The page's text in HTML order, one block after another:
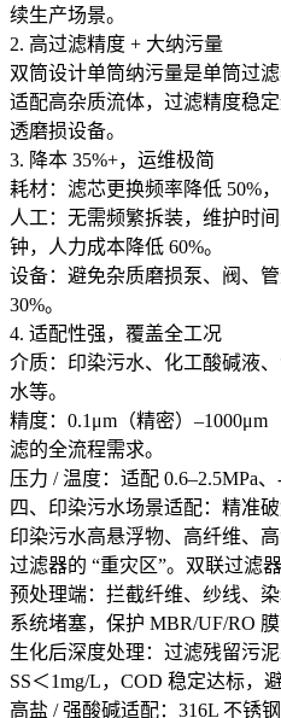
续生产场景。
2. 高过滤精度 + 大纳污量
双筒设计单筒纳污量是单筒过
适配高杂质流体，过滤精度稳
透磨损设备。
3. 降本 35%+，运维极简
耗材：滤芯更换频率降低 50%
人工：无需频繁拆装，维护时
钟，人力成本降低 60%。
设备：避免杂质磨损泵、阀、
30%。
4. 适配性强，覆盖全工况
介质：印染污水、化工酸碱液
水等。
精度：0.1μm（精密）
滤的全流程需求。
压力 / 温度：适配 0.6–2.5MPa
四、印染污水场景适配：精准
印染污水高悬浮物、高纤维、
过滤器的 “重灾区”。双联过滤
预处理端：拦截纤维、纱线、
系统堵塞，保护 MBR/UF/RO
生化后深度处理：过滤残留污
SS＜1mg/L，COD 稳定达标，
高盐 / 强酸碱适配：316L 不锈